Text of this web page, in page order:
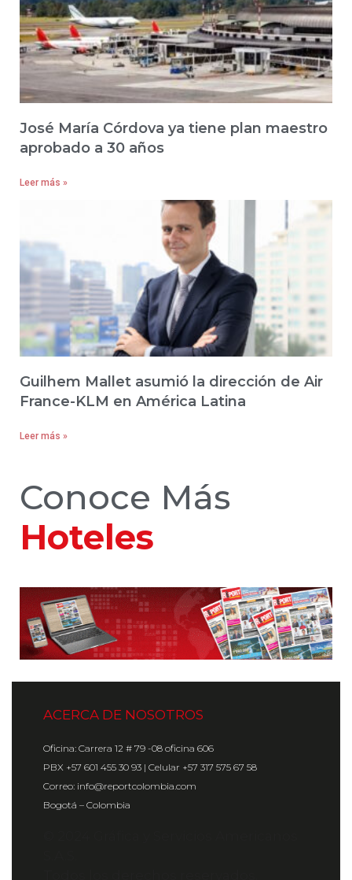
José María Córdova ya tiene plan maestro
aprobado a 30 años
Leer más »
Guilhem Mallet asumió la dirección de Air
France-KLM en América Latina
Leer más »
Conoce Más
Hoteles
ACERCA DE NOSOTROS
Oficina: Carrera 12 # 79 -08 oficina 606
PBX +57 601 455 30 93 | Celular +57 317 575 67 58
Correo: info@reportcolombia.com
Bogotá – Colombia